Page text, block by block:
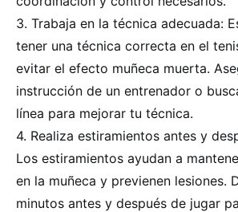
3. Trabaja en la técnica adecuada:
tener una técnica correcta en el
evitar el efecto muñeca muerta.
instrucción de un entrenador o
línea para mejorar tu técnica.
4. Realiza estiramientos antes y
Los estiramientos ayudan a
en la muñeca y previenen lesiones.
minutos antes y después de jugar